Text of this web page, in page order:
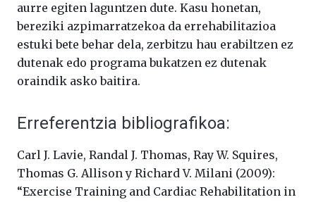
aurre egiten laguntzen dute. Kasu honetan,
bereziki azpimarratzekoa da errehabilitazioa
estuki bete behar dela, zerbitzu hau erabiltzen ez
dutenak edo programa bukatzen ez dutenak
oraindik asko baitira.
Erreferentzia bibliografikoa:
Carl J. Lavie, Randal J. Thomas, Ray W. Squires,
Thomas G. Allison y Richard V. Milani (2009):
“Exercise Training and Cardiac Rehabilitation in